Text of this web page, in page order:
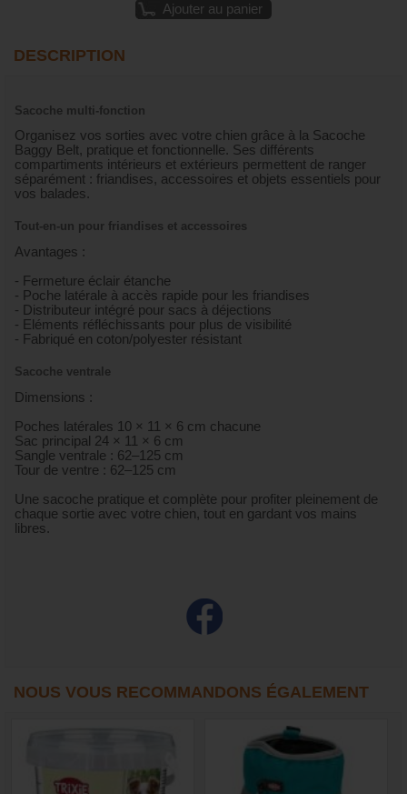
Ajouter au panier
DESCRIPTION
Sacoche multi-fonction
Organisez vos sorties avec votre chien grâce à la Sacoche
Baggy Belt, pratique et fonctionnelle. Ses différents
compartiments intérieurs et extérieurs permettent de ranger
séparément : friandises, accessoires et objets essentiels pour
vos balades.
Tout-en-un pour friandises et accessoires
Avantages :
- Fermeture éclair étanche
- Poche latérale à accès rapide pour les friandises
- Distributeur intégré pour sacs à déjections
- Eléments réfléchissants pour plus de visibilité
- Fabriqué en coton/polyester résistant
Sacoche ventrale
Dimensions :
Poches latérales 10 × 11 × 6 cm chacune
Sac principal 24 × 11 × 6 cm
Sangle ventrale : 62–125 cm
Tour de ventre : 62–125 cm
Une sacoche pratique et complète pour profiter pleinement de
chaque sortie avec votre chien, tout en gardant vos mains
libres.
NOUS VOUS RECOMMANDONS ÉGALEMENT